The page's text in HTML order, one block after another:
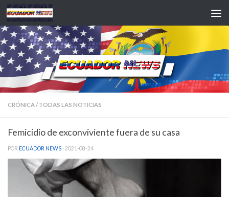
Saltar al contenido
CRÓNICA/ TODAS LAS NOTICIAS
Femicidio de exconviviente fuera de su casa
POR ECUADOR NEWS · 2021-08-24